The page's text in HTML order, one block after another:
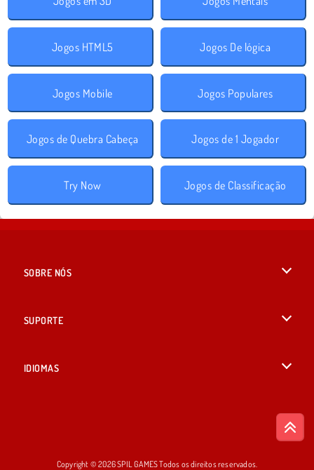
Jogos HTML5 Jogos De lógica
Jogos Mobile Jogos Populares
Jogos de Quebra Cabeça Jogos de 1 Jogador
Try Now Jogos de Classificação
SOBRE NÓS
SUPORTE
IDIOMAS
Copyright © 2026 SPIL GAMES Todos os direitos reservados.